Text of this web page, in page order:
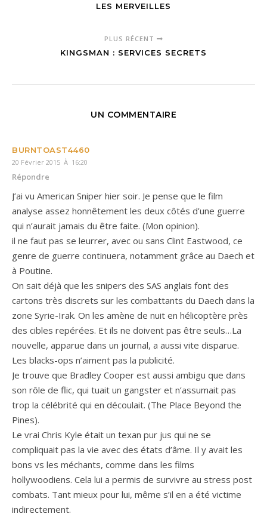
LES MERVEILLES
PLUS RÉCENT
KINGSMAN : SERVICES SECRETS
UN COMMENTAIRE
BURNTOAST4460
20 Février 2015 À 16:20
Répondre
J’ai vu American Sniper hier soir. Je pense que le film
analyse assez honnêtement les deux côtés d’une guerre
qui n’aurait jamais du être faite. (Mon opinion).
il ne faut pas se leurrer, avec ou sans Clint Eastwood, ce
genre de guerre continuera, notamment grâce au Daech et
à Poutine.
On sait déjà que les snipers des SAS anglais font des
cartons très discrets sur les combattants du Daech dans la
zone Syrie-Irak. On les amène de nuit en hélicoptère près
des cibles repérées. Et ils ne doivent pas être seuls…La
nouvelle, apparue dans un journal, a aussi vite disparue.
Les blacks-ops n’aiment pas la publicité.
Je trouve que Bradley Cooper est aussi ambigu que dans
son rôle de flic, qui tuait un gangster et n’assumait pas
trop la célébrité qui en découlait. (The Place Beyond the
Pines).
Le vrai Chris Kyle était un texan pur jus qui ne se
compliquait pas la vie avec des états d’âme. Il y avait les
bons vs les méchants, comme dans les films
hollywoodiens. Cela lui a permis de survivre au stress post
combats. Tant mieux pour lui, même s’il en a été victime
indirectement.